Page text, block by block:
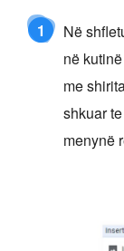
1
Në
në
me
shkuar te
menynë